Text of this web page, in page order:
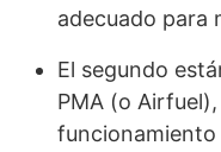
adecuado para
El segundo
PMA (o
funcionamiento